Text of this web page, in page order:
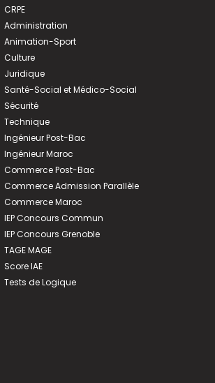
CRPE
Administration
Animation-Sport
Culture
Juridique
Santé-Social et Médico-Social
Sécurité
Technique
Ingénieur Post-Bac
Ingénieur Maroc
Commerce Post-Bac
Commerce Admission Parallèle
Commerce Maroc
IEP Concours Commun
IEP Concours Grenoble
TAGE MAGE
Score IAE
Tests de Logique